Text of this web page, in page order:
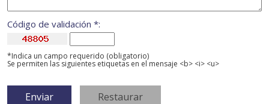
Código de validación *:
*Indica un campo requerido (obligatorio)
Se permiten las siguientes etiquetas en el mensaje <b> <i> <u>